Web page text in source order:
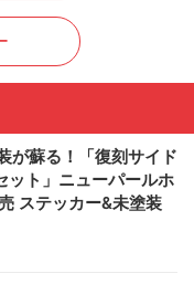
が蘇る！「復刻サイド
ット」ニューパールホ
ステッカー&未塗装